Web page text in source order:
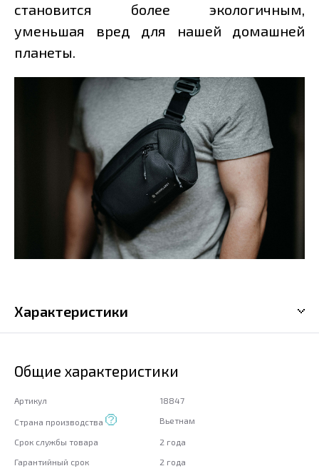
становится более экологичным,
уменьшая вред для нашей домашней
планеты.
Характеристики
Общие характеристики
Артикул 18847
Страна производства Вьетнам
Срок службы товара
2 года
Гарантийный срок
2 года